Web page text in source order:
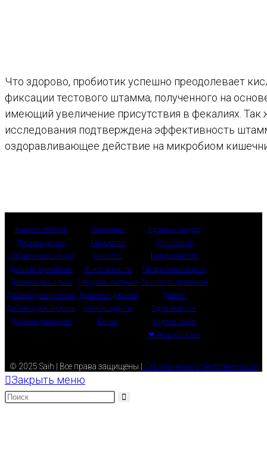
Что здорово, пробиотик успешно преодолевает
фиксации тестового штамма, полученного на
имеющий увеличение присутствия в фекалиях. Так
исследования подтверждена эффективность
оздоравливающее действие на микробиом
Каталог обзоров
Добавки детям
Добавки женщинам
Добавки мужчинам
Добавки пожилым
Добавки для красоты
Добавки для энергии
Добавки для мозга
Витамины
Минералы
Кислоты
Жиры и масла
Продукты питания
Травяные добавки
Антиоксиданты
Белки
Здоровье сердца
Долголетие
Беременность
Профилактика рака
Защита от патогенов
Диабет
Здоровый сон
Худеем легко
❤ Наш магазин
© 2025 Saih | Все права защищены | Ограничение ответственности
Закрыть меню